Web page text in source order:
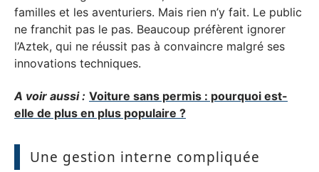
familles et les aventuriers. Mais rien n’y fait. Le public
ne franchit pas le pas. Beaucoup préfèrent ignorer
l’Aztek, qui ne réussit pas à convaincre malgré ses
innovations techniques.
A voir aussi : Voiture sans permis : pourquoi est-
elle de plus en plus populaire ?
Une gestion interne compliquée